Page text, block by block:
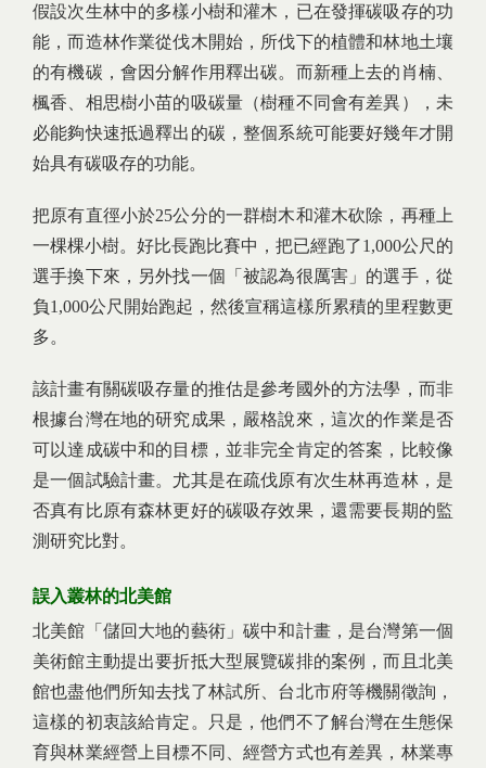
假設次生林中的多樣小樹和灌木，已在發揮碳吸存的功
能，而造林作業從伐木開始，所伐下的植體和林地土壤
的有機碳，會因分解作用釋出碳。而新種上去的肖楠、
楓香、相思樹小苗的吸碳量（樹種不同會有差異），未
必能夠快速抵過釋出的碳，整個系統可能要好幾年才開
始具有碳吸存的功能。
把原有直徑小於25公分的一群樹木和灌木砍除，再種上
一棵棵小樹。好比長跑比賽中，把已經跑了1,000公尺的
選手換下來，另外找一個「被認為很厲害」的選手，從
負1,000公尺開始跑起，然後宣稱這樣所累積的里程數更
多。
該計畫有關碳吸存量的推估是參考國外的方法學，而非
根據台灣在地的研究成果，嚴格說來，這次的作業是否
可以達成碳中和的目標，並非完全肯定的答案，比較像
是一個試驗計畫。尤其是在疏伐原有次生林再造林，是
否真有比原有森林更好的碳吸存效果，還需要長期的監
測研究比對。
誤入叢林的北美館
北美館「儲回大地的藝術」碳中和計畫，是台灣第一個
美術館主動提出要折抵大型展覽碳排的案例，而且北美
館也盡他們所知去找了林試所、台北市府等機關徵詢，
這樣的初衷該給肯定。只是，他們不了解台灣在生態保
育與林業經營上目標不同、經營方式也有差異，林業專